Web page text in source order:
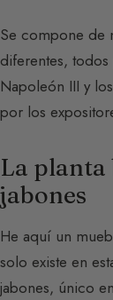
Se compone de
diferentes,
Napoleón III y
por los
La planta
jabones
He aquí un
solo existe en
jabones, único